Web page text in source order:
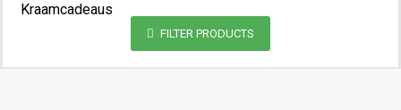
Kraamcadeaus
FILTER PRODUCTS